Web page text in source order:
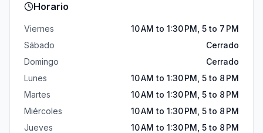
Horario
Viernes
10 AM to 1:30 PM, 5 to 7 PM
Sábado
Cerrado
Domingo
Cerrado
Lunes
10 AM to 1:30 PM, 5 to 8 PM
Martes
10 AM to 1:30 PM, 5 to 8 PM
Miércoles
10 AM to 1:30 PM, 5 to 8 PM
Jueves
10 AM to 1:30 PM, 5 to 8 PM